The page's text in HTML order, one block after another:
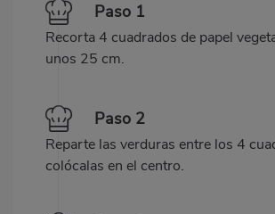
Paso 1
Recorta 4 cuadrados de papel
unos 25 cm.
Paso 2
Reparte las verduras entre los 4
colócalas en el centro.